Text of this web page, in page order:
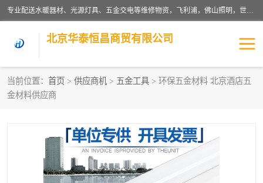
专业配送水暖器材、光源灯具、五金交电等维修物资，飞利浦，佛山照明，世达，博世，九牧，特陶等各产品涉及国内外知名品牌。公司专注与物业、学校、酒店、工厂等单位合作，提供一站式配送服务，降低客户综合成本。依托电子商务改变传统模式，以专业的团队为客户提供24H物资配送到达，货到月结、统一开票，便捷退换等服务，提高了企业的运营效率。
北京华泰恒昌商贸有限公司
当前位置： 首页 > 供应商机 > 五金工具 > 环保五金材料 北京酒店五
金材料供应商
水暖阀门
涂料辅材